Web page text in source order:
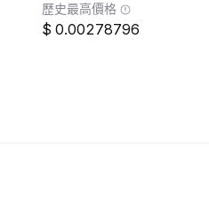
歷史最高價格
0.00278796